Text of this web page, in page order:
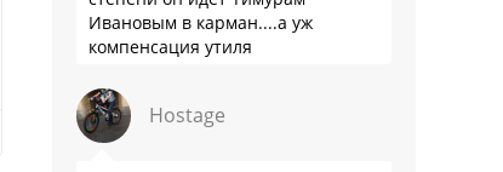
Ивановым в карман....а уж
компенсация утиля
что прям эталон коррупции
Hostage